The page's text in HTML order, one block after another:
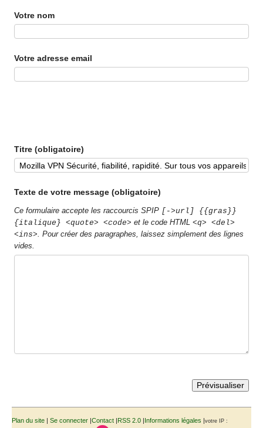
Votre nom
Votre adresse email
Titre (obligatoire)
Texte de votre message (obligatoire)
Ce formulaire accepte les raccourcis SPIP [->url] {{gras}}
{italique} <quote> <code> et le code HTML<q> <del>
<ins> . Pour créer des paragraphes, laissez simplement des lignes
vides.
Plan du site | Se connecter |Contact |RSS 2.0 |Informations légales |votre IP :